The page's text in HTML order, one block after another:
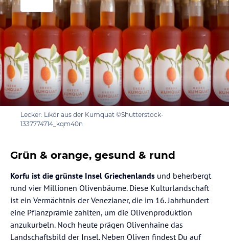
Lecker: Likör aus der Kumquat ©Shutterstock-
1337774714_kqm40n
Grün & orange, gesund & rund
Korfu ist die grünste Insel Griechenlands und beherbergt
rund vier Millionen Olivenbäume. Diese Kulturlandschaft
ist ein Vermächtnis der Venezianer, die im 16. Jahrhundert
eine Pflanzprämie zahlten, um die Olivenproduktion
anzukurbeln. Noch heute prägen Olivenhaine das
Landschaftsbild der Insel. Neben Oliven findest Du auf